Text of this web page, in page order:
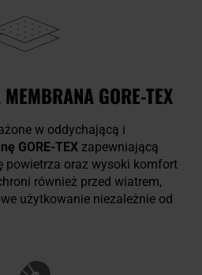
GORE-TEX
w oddychającą i
GORE-TEX zapewniającą
powietrza oraz wysoki komfort
również przed wiatrem,
użytkowanie niezależnie od